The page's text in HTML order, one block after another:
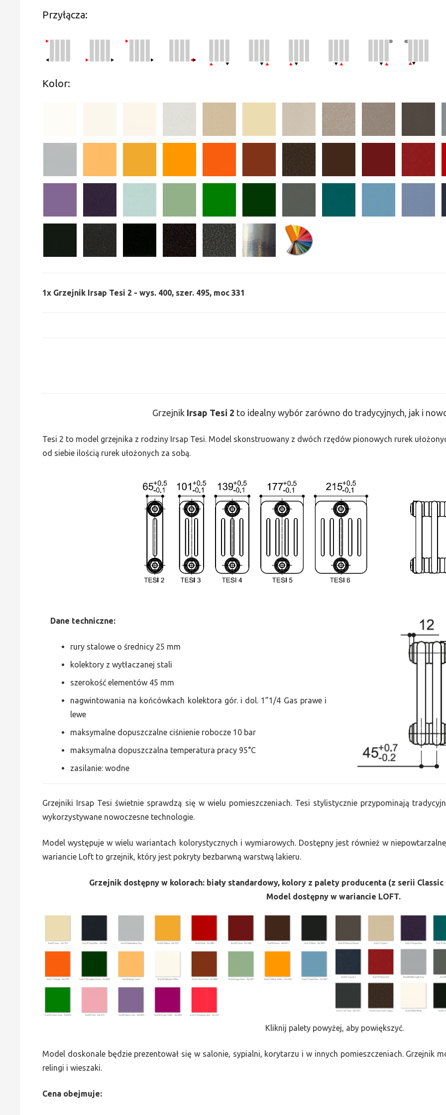
Przyłącza:
Kolor:
1x Grzejnik Irsap Tesi 2 - wys. 400, szer. 495, moc 331
Grzejnik Irsap Tesi 2 to idealny wybór zarówno do tradycyjnych, jak i
Tesi 2 to model grzejnika z rodziny Irsap Tesi. Model skonstruowany z dwóch rzędów pionowych rurek
od siebie ilością rurek ułożonych za sobą.
Dane techniczne:
rury stalowe o średnicy 25 mm
kolektory z wytłaczanej stali
szerokość elementów 45 mm
nagwintowania na końcówkach kolektora gór. i dol. 1”1/4 Gas prawe i
lewe
maksymalne dopuszczalne ciśnienie robocze 10 bar
maksymalna dopuszczalna temperatura pracy 95°C
zasilanie: wodne
Grzejniki Irsap Tesi świetnie sprawdzą się w wielu pomieszczeniach. Tesi stylistycznie przypominają
wykorzystywane nowoczesne technologie.
Model występuje w wielu wariantach kolorystycznych i wymiarowych. Dostępny jest również w
wariancie Loft to grzejnik, który jest pokryty bezbarwną warstwą lakieru.
Grzejnik dostępny w kolorach: biały standardowy, kolory z palety producenta (z serii
Model dostępny w wariancie LOFT.
Kliknij palety powyżej, aby powiększyć.
Model doskonale będzie prezentował się w salonie, sypialni, korytarzu i w innych pomieszczeniach. Grzejnik
relingi i wieszaki.
Cena obejmuje: